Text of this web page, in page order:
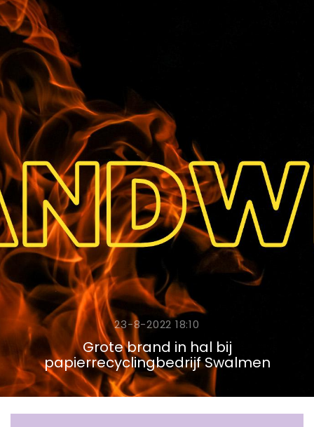
23-8-2022 18:10
Grote brand in hal bij
papierrecyclingbedrijf Swalmen